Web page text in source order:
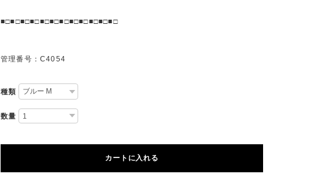
■□■□■□■□■□■□■□■□■□■□■□■□
管理番号：C4054
種類
数量
カートに入れる